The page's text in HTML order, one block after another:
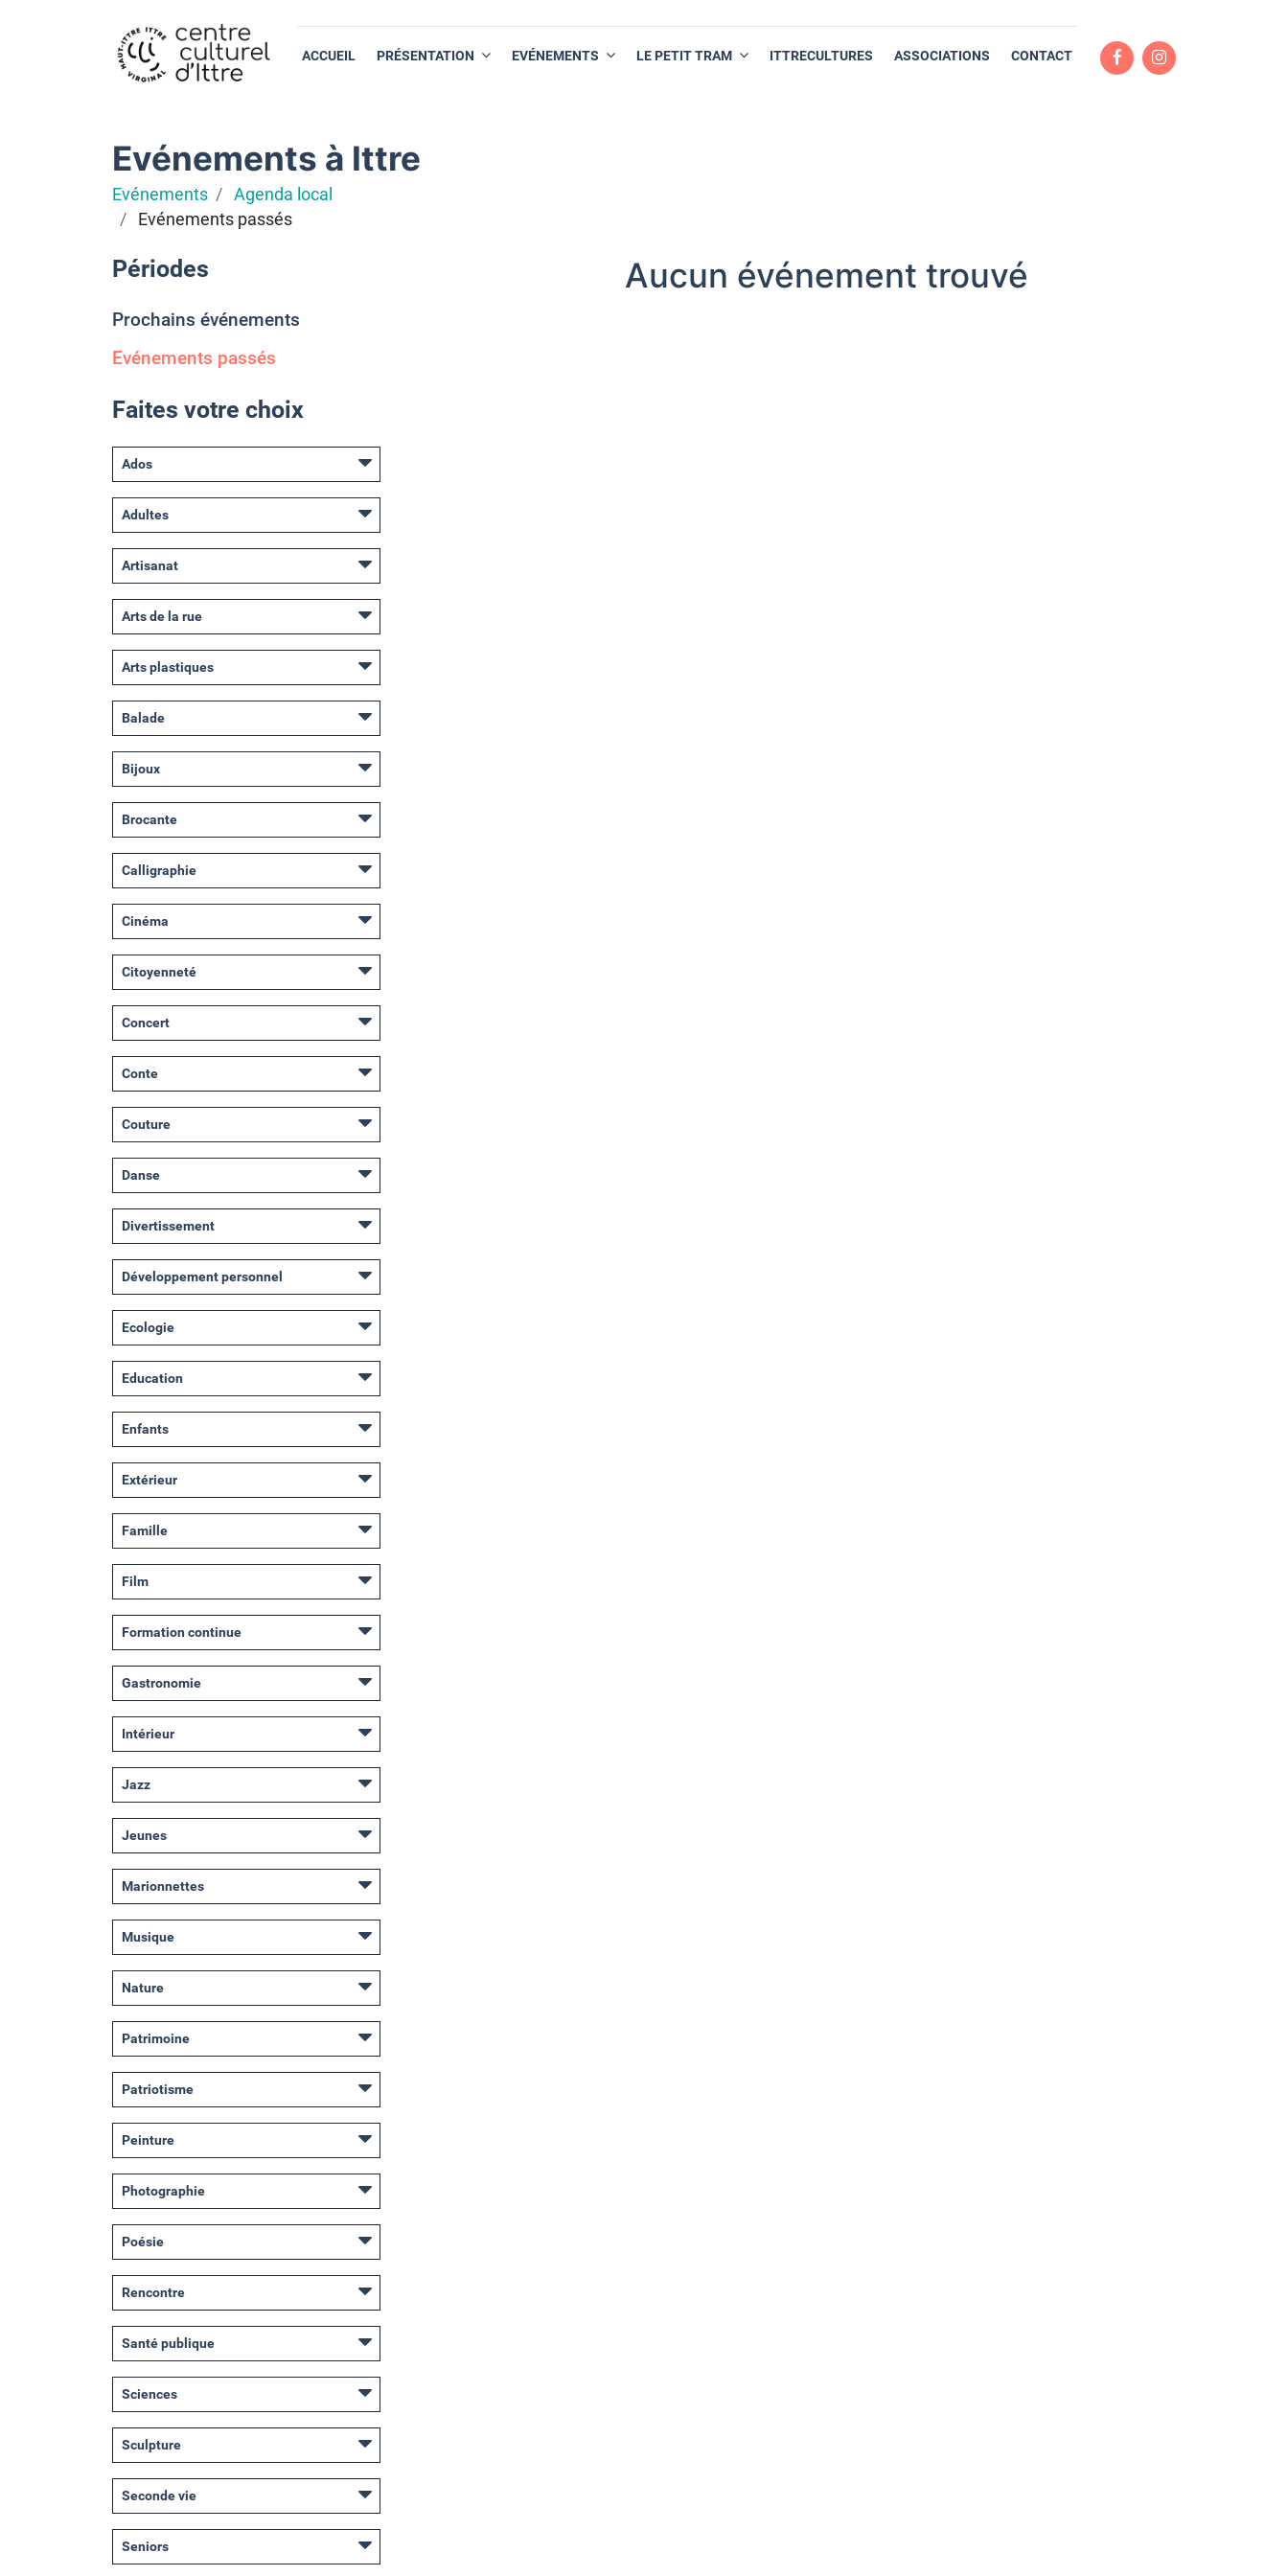
ACCUEIL PRÉSENTATION EVÉNEMENTS LE PETIT TRAM ITTRECULTURES ASSOCIATIONS CONTACT
Evénements à Ittre
Evénements
Agenda local
Evénements passés
Périodes
Prochains événements
Evénements passés
Faites votre choix
Ados
Adultes
Artisanat
Arts de la rue
Arts plastiques
Balade
Bijoux
Brocante
Calligraphie
Cinéma
Citoyenneté
Concert
Conte
Couture
Danse
Divertissement
Développement personnel
Ecologie
Education
Enfants
Extérieur
Famille
Film
Formation continue
Gastronomie
Intérieur
Jazz
Jeunes
Marionnettes
Musique
Nature
Patrimoine
Patriotisme
Peinture
Photographie
Poésie
Rencontre
Santé publique
Sciences
Sculpture
Seconde vie
Seniors
Aucun événement trouvé